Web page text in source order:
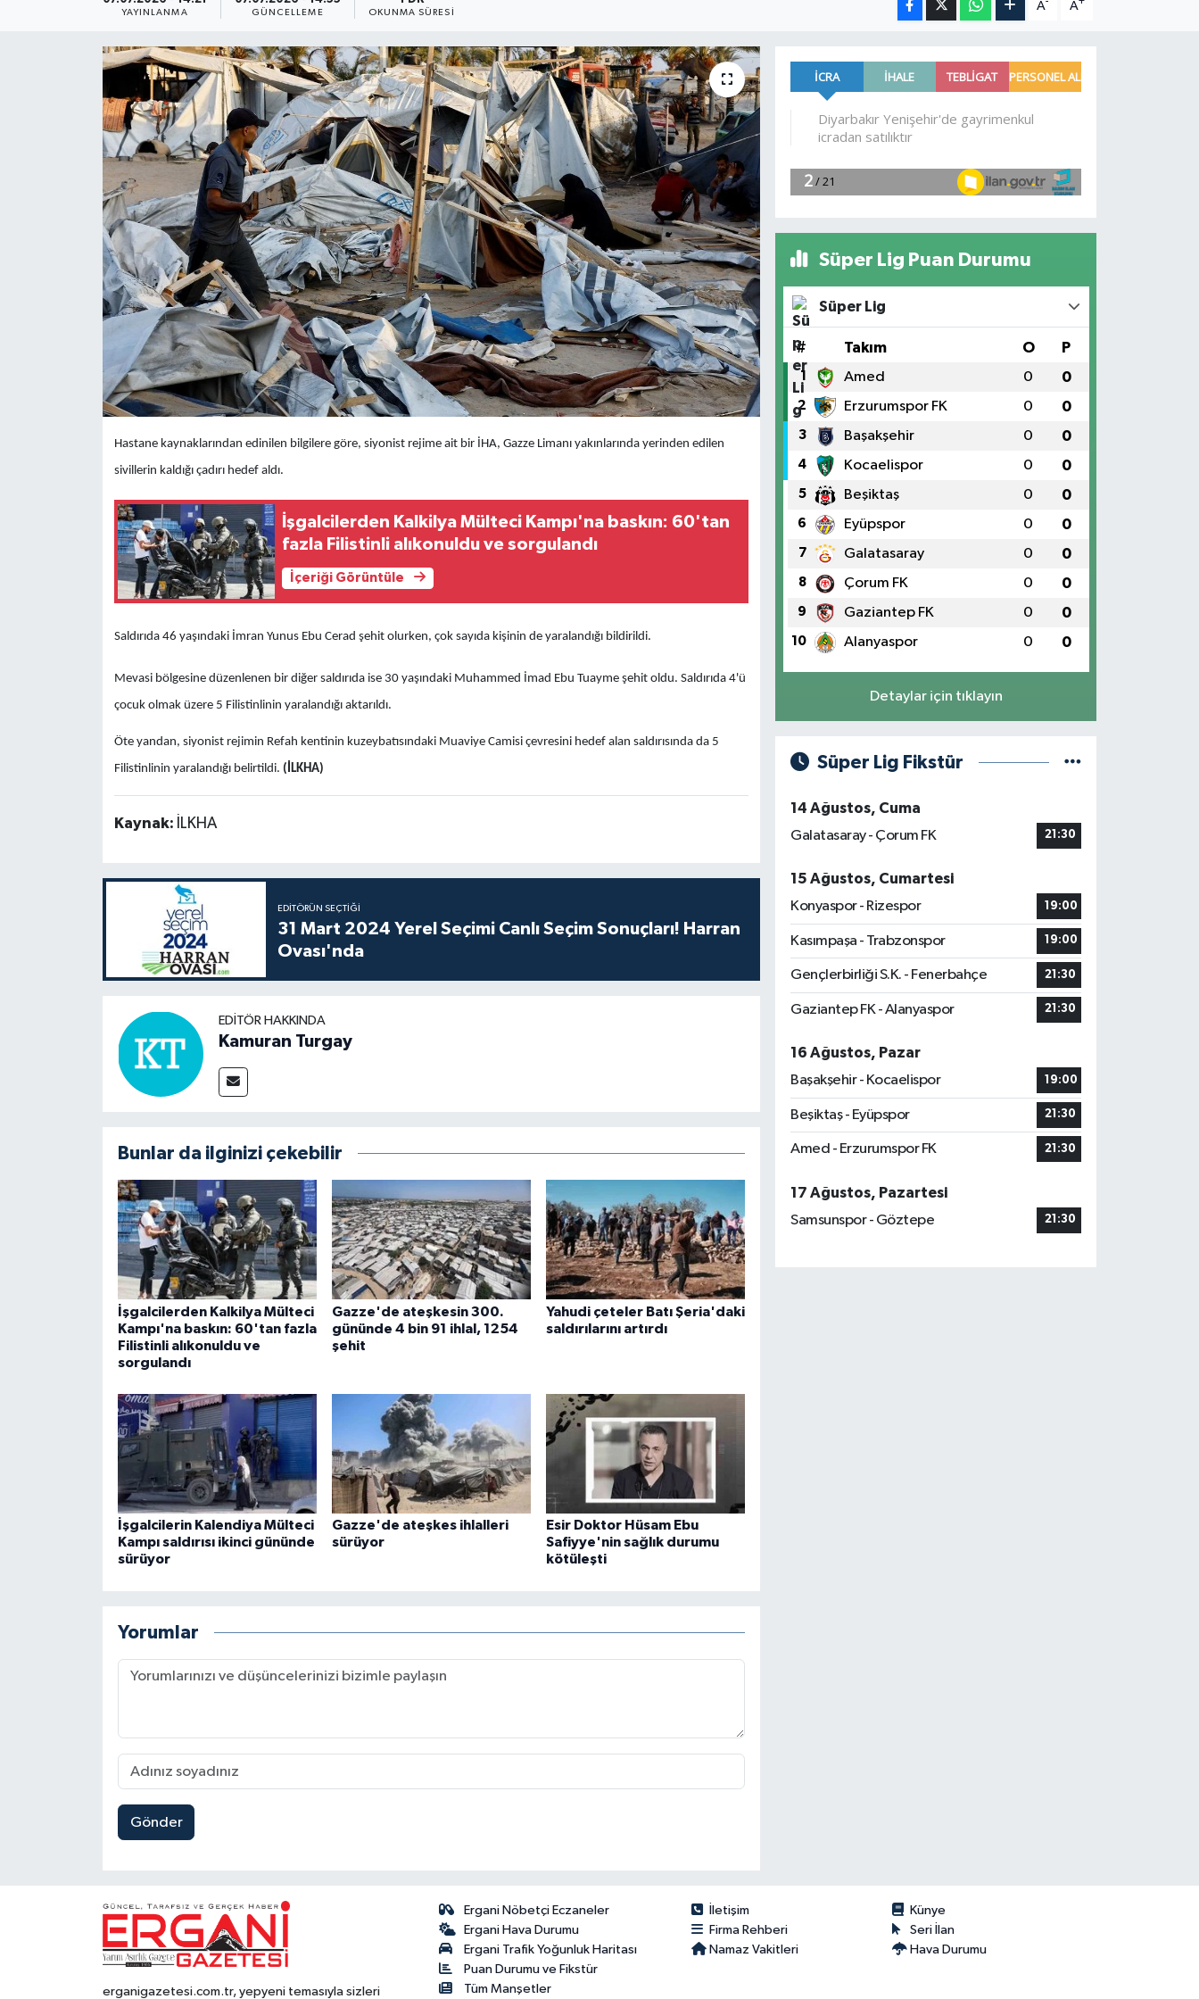
YAYINLANMA GÜNCELLEME OKUNMA SÜRESI
A A
Hastane kaynaklarından edinilen bilgilere göre, siyonist rejime ait bir İHA, Gazze Limanı yakınlarında yerinden edilen
sivillerin kaldığı çadırı hedef aldı.
İşgalcilerden Kalkilya Mülteci Kampı'na baskın: 60'tan
fazla Filistinli alıkonuldu ve sorgulandı
İçeriği Görüntüle
Saldırıda 46 yaşındaki İmran Yunus Ebu Cerad şehit olurken, çok sayıda kişinin de yaralandığı bildirildi.
Mevasi bölgesine düzenlenen bir diğer saldırıda ise 30 yaşındaki Muhammed İmad Ebu Tuayme şehit oldu. Saldırıda 4'ü
çocuk olmak üzere 5 Filistinlinin yaralandığı aktarıldı.
Öte yandan, siyonist rejimin Refah kentinin kuzeybatısındaki Muaviye Camisi çevresini hedef alan saldırısında da 5
Filistinlinin yaralandığı belirtildi. (İLKHA)
Kaynak: İLKHA
EDITÖRÜN SEÇTIĞI
31 Mart 2024 Yerel Seçimi Canlı Seçim Sonuçları! Harran
Ovası'nda
EDITÖR HAKKINDA
Kamuran Turgay
Bunlar da ilginizi çekebilir
İşgalcilerden Kalkilya Mülteci
Kampı'na baskın: 60'tan fazla
Filistinli alıkonuldu ve
sorgulandı
Gazze'de ateşkesin 300.
gününde 4 bin 91 ihlal, 1254
şehit
Yahudi çeteler Batı Şeria'daki
saldırılarını artırdı
İşgalcilerin Kalendiya Mülteci
Kampı saldırısı ikinci gününde
sürüyor
Gazze'de ateşkes ihlalleri
sürüyor
Esir Doktor Hüsam Ebu
Safiyye'nin sağlık durumu
kötüleşti
Yorumlar
Gönder
Süper Lig Puan Durumu
Süper Lig
# Takım O P
1 Amed 0 0
2 Erzurumspor FK 0 0
3 Başakşehir 0 0
4 Kocaelispor 0 0
5 Beşiktaş 0 0
6 Eyüpspor 0 0
7 Galatasaray 0 0
8 Çorum FK 0 0
9 Gaziantep FK 0 0
10 Alanyaspor 0 0
Detaylar için tıklayın
Süper Lig Fikstür
14 Ağustos, Cuma
Galatasaray - Çorum FK
21:30
15 Ağustos, Cumartesi
Konyaspor - Rizespor
19:00
Kasımpaşa - Trabzonspor 19:00
Gençlerbirliği S.K. - Fenerbahçe 21:30
Gaziantep FK - Alanyaspor 21:30
16 Ağustos, Pazar
Başakşehir - Kocaelispor
19:00
Beşiktaş - Eyüpspor 21:30
Amed - Erzurumspor FK 21:30
17 Ağustos, Pazartesi
Samsunspor - Göztepe
21:30
erganigazetesi.com.tr, yepyeni temasıyla sizleri
Ergani Nöbetçi Eczaneler
Ergani Hava Durumu
Ergani Trafik Yoğunluk Haritası
Puan Durumu ve Fikstür
Tüm Manşetler
İletişim
Künye
Firma Rehberi
Seri İlan
Namaz Vakitleri
Hava Durumu
Bi̇li̇m & Teknoloji̇